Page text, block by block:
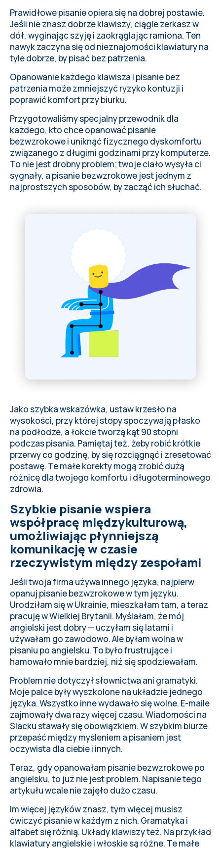
Prawidłowe pisanie opiera się na dobrej postawie.
Jeśli nie znasz dobrze klawiszy, ciągle zerkasz w
dół, wyginając szyję i zaokrąglając ramiona. Ten
nawyk zaczyna się od nieznajomości klawiatury na
tyle dobrze, by pisać bez patrzenia.
Opanowanie każdego klawisza i pisanie bez
patrzenia może zmniejszyć ryzyko kontuzji i
poprawić komfort przy biurku.
Przygotowaliśmyspecjalny przewodnik dla
każdego, kto chce opanować pisanie
bezwzrokowei uniknąć fizycznego dyskomfortu
związanego z długimi godzinami przy komputerze.
To nie jest drobny problem; twoje ciało wysyła ci
sygnały, a pisanie bezwzrokowe jest jednym z
najprostszych sposobów, by zacząć ich słuchać.
Jako szybka wskazówka, ustaw krzesło na
wysokości, przy której stopy spoczywają płasko
na podłodze, a łokcie tworzą kąt 90 stopni
podczas pisania. Pamiętaj też, żeby robić krótkie
przerwy co godzinę, by się rozciągnąć i zresetować
postawę. Te małe korekty mogą zrobić dużą
różnicę dla twojego komfortu i długoterminowego
zdrowia.
Szybkie pisanie wspiera
współpracę międzykulturową,
umożliwiając płynniejszą
komunikację w czasie
rzeczywistym między zespołami
Jeśli twoja firma używa innego języka, najpierw
opanuj pisanie bezwzrokowe w tym języku.
Urodziłam się w Ukrainie, mieszkałam tam, a teraz
pracuję w Wielkiej Brytanii. Myślałam, że mój
angielski jest dobry — uczyłam się latami i
używałam go zawodowo. Ale byłam wolna w
pisaniu po angielsku. To było frustrujące i
hamowało mnie bardziej, niż się spodziewałam.
Problem nie dotyczył słownictwa ani gramatyki.
Moje palce były wyszkolone na układzie jednego
języka. Wszystko inne wydawało się wolne. E-maile
zajmowały dwa razy więcej czasu. Wiadomości na
Slacku stawały się obowiązkiem. W szybkim biurze
przepaść między myśleniem a pisaniem jest
oczywista dla ciebie i innych.
Teraz, gdy opanowałam pisanie bezwzrokowe po
angielsku, to już nie jest problem. Napisanie tego
artykułu wcale nie zajęło dużo czasu.
Im więcej języków znasz, tym więcej musisz
ćwiczyć pisanie w każdym z nich. Gramatyka i
alfabet się różnią. Układy klawiszy też. Na przykład
klawiatury angielskie i włoskie są różne. Te małe